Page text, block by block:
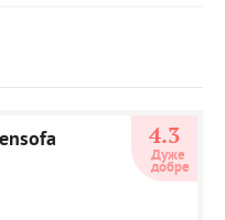
4.3
Дуже
добре